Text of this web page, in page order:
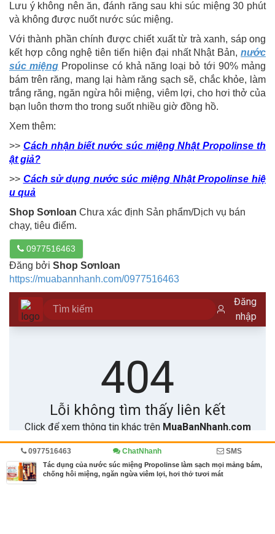
Lưu ý không nên ăn, đánh răng sau khi súc miệng 30 phút
và không được nuốt nước súc miệng.
Với thành phần chính được chiết xuất từ trà xanh, sáp ong
kết hợp công nghệ tiên tiến hiện đại nhất Nhật Bản, nước
súc miệng Propolinse có khả năng loại bỏ tới 90% mảng
bám trên răng, mang lại hàm răng sạch sẽ, chắc khỏe, làm
trắng răng, ngăn ngừa hôi miệng, viêm lợi, cho hơi thở của
bạn luôn thơm tho trong suốt nhiều giờ đồng hồ.
Xem thêm:
>> Cách nhận biết nước súc miệng Nhật Propolinse th
ật giả?
>> Cách sử dụng nước súc miệng Nhật Propolinse hiệ
u quả
Shop Sơnloan Chưa xác định Sản phẩm/Dịch vụ bán
chạy, tiêu điểm.
0977516463
Đăng bởi Shop Sơnloan
https://muabannhanh.com/0977516463
Trang chủ Diễn đàn Doanh nghiệp viết
MBN share
0977516463 ChatNhanh SMS
Tác dụng của nước súc miệng Propolinse làm sạch mọi mảng bám,
chống hôi miệng, ngăn ngừa viêm lợi, hơi thở tươi mát